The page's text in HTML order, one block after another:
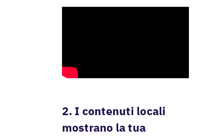
2. I contenuti locali
mostrano la tua